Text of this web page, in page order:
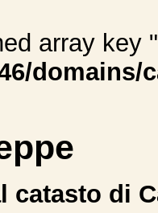
array key
catasto di